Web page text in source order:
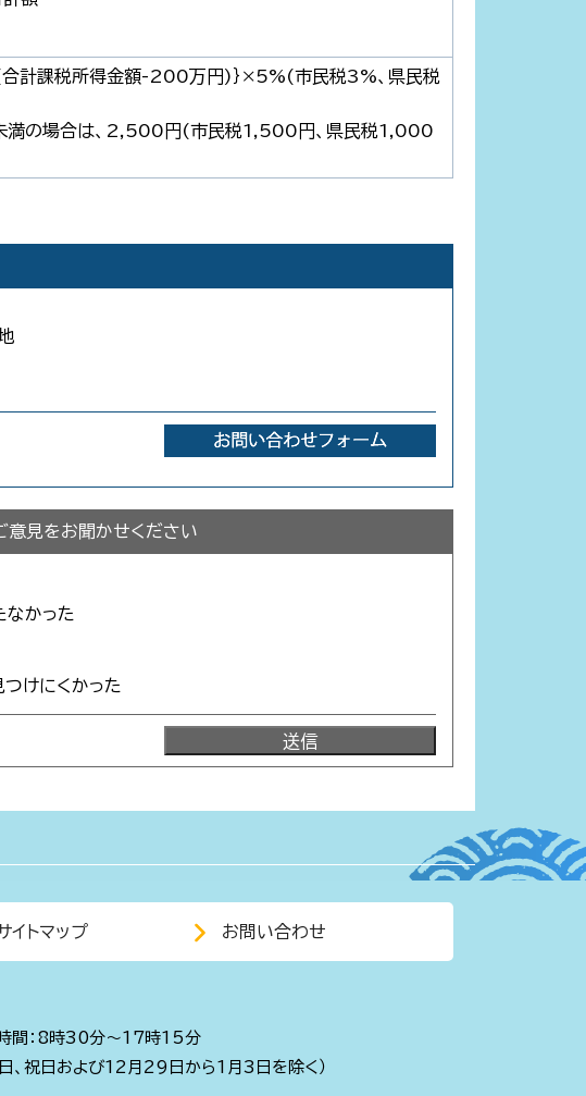
合計課税所得金額-200万円)｝×5%(市民税3%、県民税
満の場合は、2,500円(市民税1,500円、県民税1,000
意見をお聞かせください
なかった
つけにくかった
イトマップ お問い合わせ
間：8時30分～17時15分
日、祝日および12月29日から1月3日を除く）